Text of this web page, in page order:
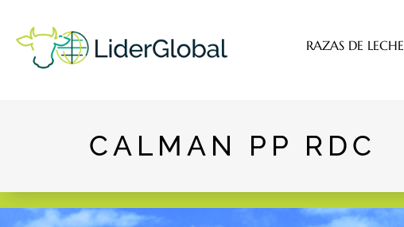
RAZAS DE LECHE
CALMAN PP RDC